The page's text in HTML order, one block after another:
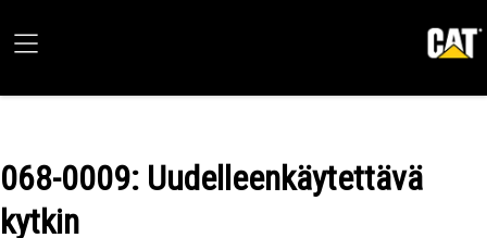
068-0009: Uudelleenkäytettävä
kytkin